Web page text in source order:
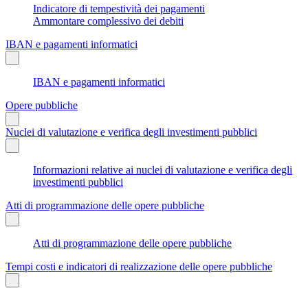
Indicatore di tempestività dei pagamenti
Ammontare complessivo dei debiti
IBAN e pagamenti informatici
IBAN e pagamenti informatici
Opere pubbliche
Nuclei di valutazione e verifica degli investimenti pubblici
Informazioni relative ai nuclei di valutazione e verifica degli
investimenti pubblici
Atti di programmazione delle opere pubbliche
Atti di programmazione delle opere pubbliche
Tempi costi e indicatori di realizzazione delle opere pubbliche